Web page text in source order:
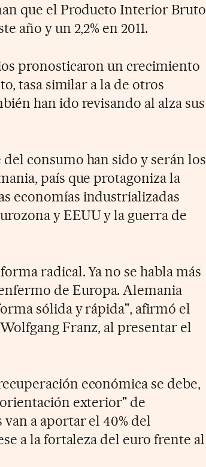
que el Producto Interior Bruto
año y un 2,2% en 2011.
pronosticaron un crecimiento
tasa similar a la de otros
han ido revisando al alza sus
consumo han sido y serán los
país que protagoniza la
economías industrializadas
y EEUU y la guerra de
radical. Ya no se habla más
de Europa. Alemania
sólida y rápida", afirmó el
Franz, al presentar el
económica se debe,
exterior" de
a aportar el 40% del
a la fortaleza del euro frente al